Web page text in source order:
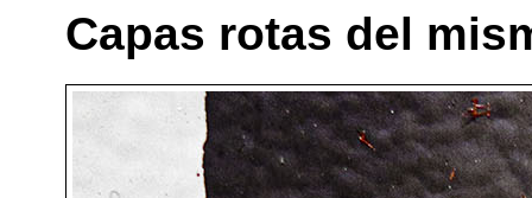
Capas rotas del